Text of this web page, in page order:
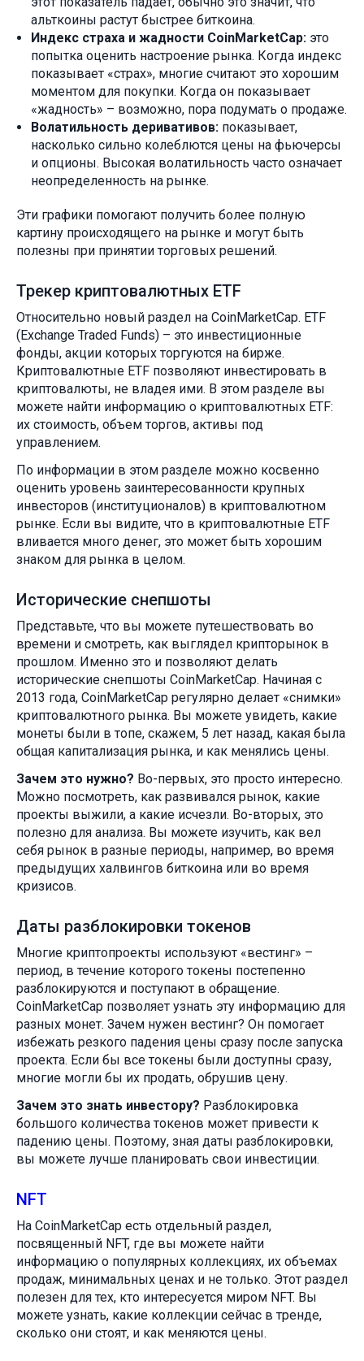
альткоины растут быстрее биткоина.
Индекс страха и жадности CoinMarketCap: это
попытка оценить настроение рынка. Когда индекс
показывает «страх», многие считают это хорошим
моментом для покупки. Когда он показывает
«жадность» – возможно, пора подумать о продаже.
Волатильность деривативов: показывает,
насколько сильно колеблются цены на фьючерсы
и опционы. Высокая волатильность часто означает
неопределенность на рынке.
Эти графики помогают получить более полную
картину происходящего на рынке и могут быть
полезны при принятии торговых решений.
Трекер криптовалютных ETF
Относительно новый раздел на CoinMarketCap. ETF
(Exchange Traded Funds) – это инвестиционные
фонды, акции которых торгуются на бирже.
Криптовалютные ETF позволяют инвестировать в
криптовалюты, не владея ими. В этом разделе вы
можете найти информацию о криптовалютных ETF:
их стоимость, объем торгов, активы под
управлением.
По информации в этом разделе можно косвенно
оценить уровень заинтересованности крупных
инвесторов (институционалов) в криптовалютном
рынке. Если вы видите, что в криптовалютные ETF
вливается много денег, это может быть хорошим
знаком для рынка в целом.
Исторические снепшоты
Представьте, что вы можете путешествовать во
времени и смотреть, как выглядел крипторынок в
прошлом. Именно это и позволяют делать
исторические снепшоты CoinMarketCap. Начиная с
2013 года, CoinMarketCap регулярно делает «снимки»
криптовалютного рынка. Вы можете увидеть, какие
монеты были в топе, скажем, 5 лет назад, какая была
общая капитализация рынка, и как менялись цены.
Зачем это нужно? Во-первых, это просто интересно.
Можно посмотреть, как развивался рынок, какие
проекты выжили, а какие исчезли. Во-вторых, это
полезно для анализа. Вы можете изучить, как вел
себя рынок в разные периоды, например, во время
предыдущих халвингов биткоина или во время
кризисов.
Даты разблокировки токенов
Многие криптопроекты используют «вестинг» –
период, в течение которого токены постепенно
разблокируются и поступают в обращение.
CoinMarketCap позволяет узнать эту информацию для
разных монет. Зачем нужен вестинг? Он помогает
избежать резкого падения цены сразу после запуска
проекта. Если бы все токены были доступны сразу,
многие могли бы их продать, обрушив цену.
Зачем это знать инвестору? Разблокировка
большого количества токенов может привести к
падению цены. Поэтому, зная даты разблокировки,
вы можете лучше планировать свои инвестиции.
NFT
На CoinMarketCap есть отдельный раздел,
посвященный NFT, где вы можете найти
информацию о популярных коллекциях, их объемах
продаж, минимальных ценах и не только. Этот раздел
полезен для тех, кто интересуется миром NFT. Вы
можете узнать, какие коллекции сейчас в тренде,
сколько они стоят, и как меняются цены.